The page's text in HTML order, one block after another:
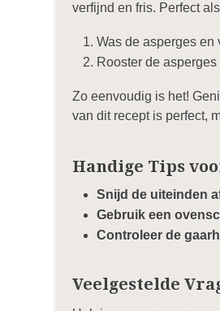
verfijnd en fris. Perfect
Was de asperges en
Rooster de
Zo eenvoudig is het!
van dit recept is perfect,
Handige Tips
Snijd de uiteinden
Gebruik een
Controleer de
Veelgestelde